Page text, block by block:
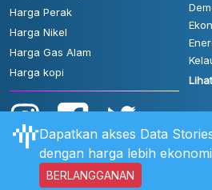
Harga Perak
Harga Nikel
Harga Gas Alam
Harga kopi
Aturan Pengguna Hubungi Kami
Dapatkan akses Data
dengan harga lebih
BERLANGGANAN